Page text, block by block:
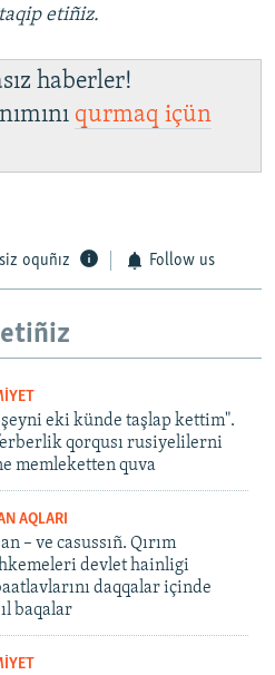
etiñiz.
haberler!
qurmaq içün
oquñız Follow us
şeyni eki künde taşlap kettim".
qorqusı rusiyelilerni
memleketten quva
AQLARI
– ve casussıñ. Qırım
devlet hainligi
daqqalar içinde
baqalar